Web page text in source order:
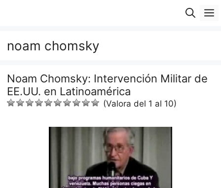
noam chomsky
Noam Chomsky: Intervención Militar de
EE.UU. en Latinoamérica
(Valora del 1 al 10)